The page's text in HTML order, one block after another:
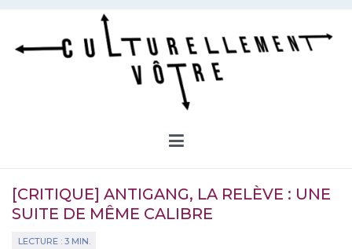
Aller
contenu
[CRITIQUE] ANTIGANG, LA RELÈVE : UNE
SUITE DE MÊME CALIBRE